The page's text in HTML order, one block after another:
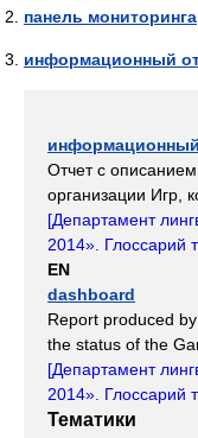
панель мониторинга
информационный
Отчет с
организации Игр,
[Департамент
2014». Глоссарий
EN
dashboard
Report produced
the status of the
[Департамент
2014». Глоссарий
Тематики